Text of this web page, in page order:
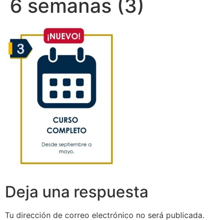
6 semanas (3)
Deja una respuesta
Tu dirección de correo electrónico no será publicada.